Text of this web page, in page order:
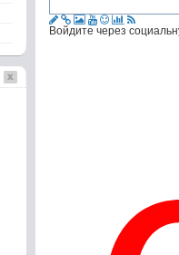
Войдите через